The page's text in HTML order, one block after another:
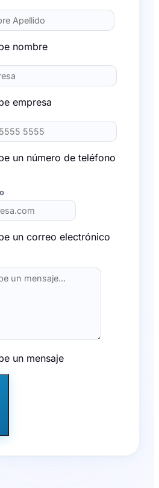
nombre
empresa
un número de teléfono
un correo electrónico
un mensaje